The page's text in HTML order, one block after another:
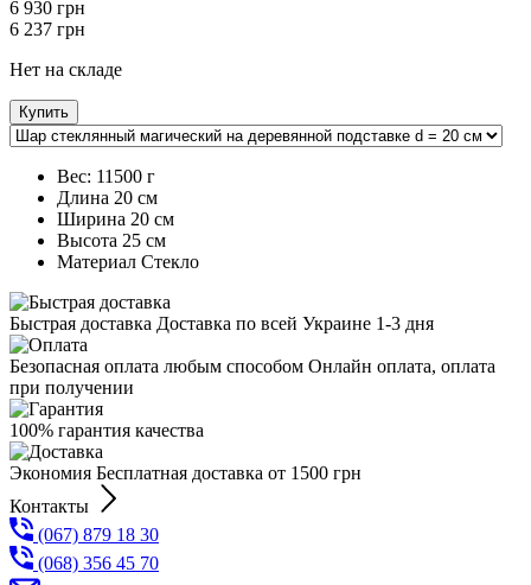
6 930 грн
6 237 грн
Нет на складе
Купить
Вес: 11500 г
Длина 20 см
Ширина 20 см
Высота 25 см
Maтериал Стекло
Быстрая доставка Доставка по всей Украине 1-3 дня
Безопасная оплата любым способом Онлайн оплата, оплата
при получении
100% гарантия качества
Экономия Бесплатная доставка от 1500 грн
Контакты
(067) 879 18 30
(068) 356 45 70